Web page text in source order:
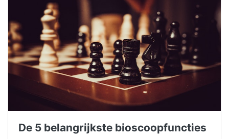
De 5 belangrijkste bioscoopfuncties